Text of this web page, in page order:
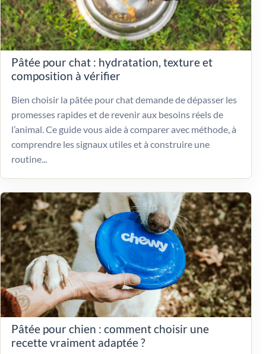
Pâtée pour chat : hydratation, texture et
composition à vérifier
Bien choisir la pâtée pour chat demande de dépasser les
promesses rapides et de revenir aux besoins réels de
l’animal. Ce guide vous aide à comparer avec méthode, à
comprendre les signaux utiles et à construire une
routine...
Pâtée pour chien : comment choisir une
recette vraiment adaptée ?